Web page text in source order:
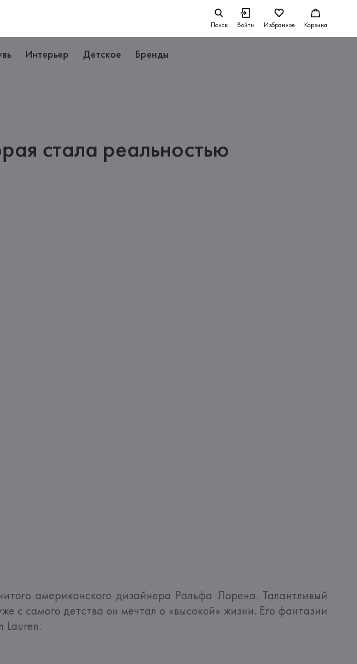
Поиск Войти Избранное Корзина
Интерьер Детское Бренды
стала реальностью
американского дизайнера Ральфа Лорена. Талантливый
с самого детства он мечтал о «высокой» жизни. Его фантазии
Lauren.